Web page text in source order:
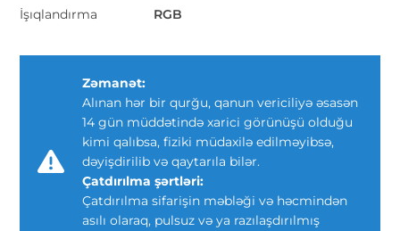
İşıqlandırma
RGB
Zəmanət:
Alınan hər bir qurğu, qanun vericiliyə əsasən
14 gün müddətində xarici görünüşü olduğu
kimi qalıbsa, fiziki müdaxilə edilməyibsə,
dəyişdirilib və qaytarıla bilər.
Çatdırılma şərtləri:
Çatdırılma sifarişin məbləği və həcmindən
asılı olaraq, pulsuz və ya razılaşdırılmış